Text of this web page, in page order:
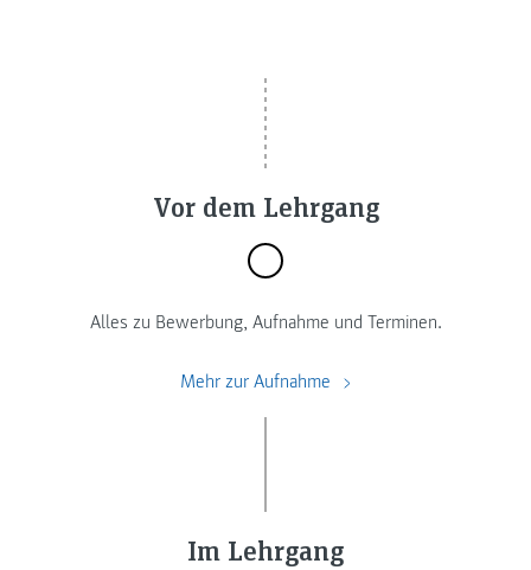
Vor dem Lehrgang
Alles zu Bewerbung, Aufnahme und Terminen.
Mehr zur Aufnahme
Im Lehrgang